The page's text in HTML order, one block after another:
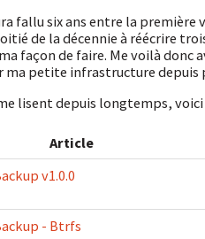
fallu six ans entre la première
de la décennie à réécrire
façon de faire. Me voilà
ma petite infrastructure depuis
lisent depuis longtemps,
Article
v1.0.0
- Btrfs